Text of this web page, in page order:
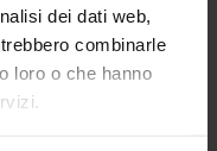
dei dati web,
combinarle
loro o che hanno
Stand: F24